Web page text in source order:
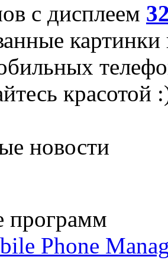
с дисплеем
картинки
красотой
новости
программ
Phone